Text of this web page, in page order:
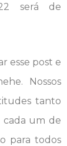
será de
esse post e
Nossos
tanto
cada um de
para todos